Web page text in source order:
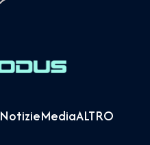
NotizieMediaALTRO